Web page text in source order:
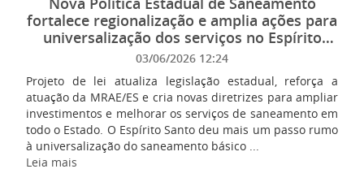
fortalece regionalização e amplia ações para
universalização dos serviços no Espírito
Santo
03/06/2026 12:24
Projeto de lei atualiza legislação estadual, reforça a
atuação da MRAE/ES e cria novas diretrizes para ampliar
investimentos e melhorar os serviços de saneamento em
todo o Estado. O Espírito Santo deu mais um passo rumo
à universalização do saneamento básico ...
Leia mais